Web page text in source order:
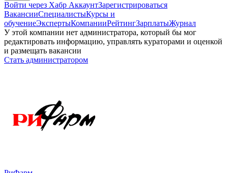
Войти через Хабр АккаунтЗарегистрироваться
ВакансииСпециалистыКурсы и
обучениеЭкспертыКомпанииРейтингЗарплатыЖурнал
У этой компании нет администратора, который бы мог
редактировать информацию, управлять кураторами и оценкой
и размещать вакансии
Стать администратором